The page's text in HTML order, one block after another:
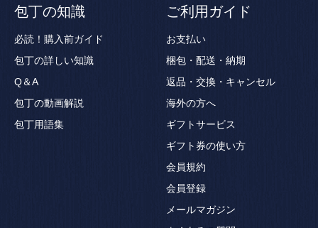
包丁の知識
必読！購入前ガイド
包丁の詳しい知識
Q＆A
包丁の動画解説
包丁用語集
ご利用ガイド
お支払い
梱包・配送・納期
返品・交換・キャンセル
海外の方へ
ギフトサービス
ギフト券の使い方
会員規約
会員登録
メールマガジン